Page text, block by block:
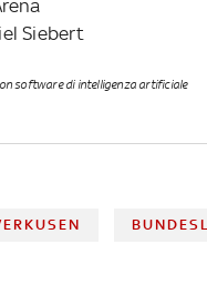
Siebert
software di intelligenza artificiale